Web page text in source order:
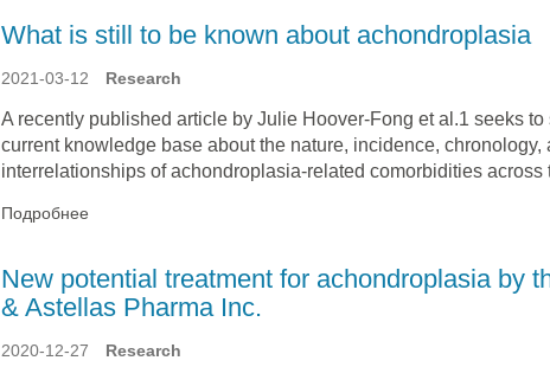
What is still to be known about achondroplasia
2021-03-12 Research
A recently published article by Julie Hoover-Fong et al.1 seeks to
current knowledge base about the nature, incidence, chronology,
interrelationships of achondroplasia-related comorbidities across
Подробнее
New potential treatment for achondroplasia by
& Astellas Pharma Inc.
2020-12-27 Research